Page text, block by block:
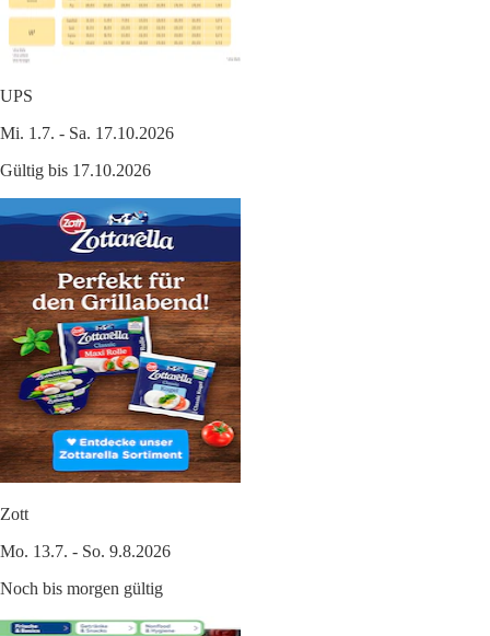
UPS
Mi. 1.7. - Sa. 17.10.2026
Gültig bis 17.10.2026
Zott
Mo. 13.7. - So. 9.8.2026
Noch bis morgen gültig